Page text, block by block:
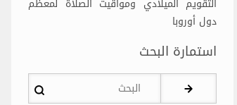
دول أوروبا
استمارة البحث
البحث